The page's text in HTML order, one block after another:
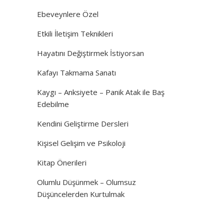
Ebeveynlere Özel
Etkili İletişim Teknikleri
Hayatını Değiştirmek İstiyorsan
Kafayı Takmama Sanatı
Kaygı – Anksiyete – Panik Atak ile Baş
Edebilme
Kendini Geliştirme Dersleri
Kişisel Gelişim ve Psikoloji
Kitap Önerileri
Olumlu Düşünmek – Olumsuz
Düşüncelerden Kurtulmak